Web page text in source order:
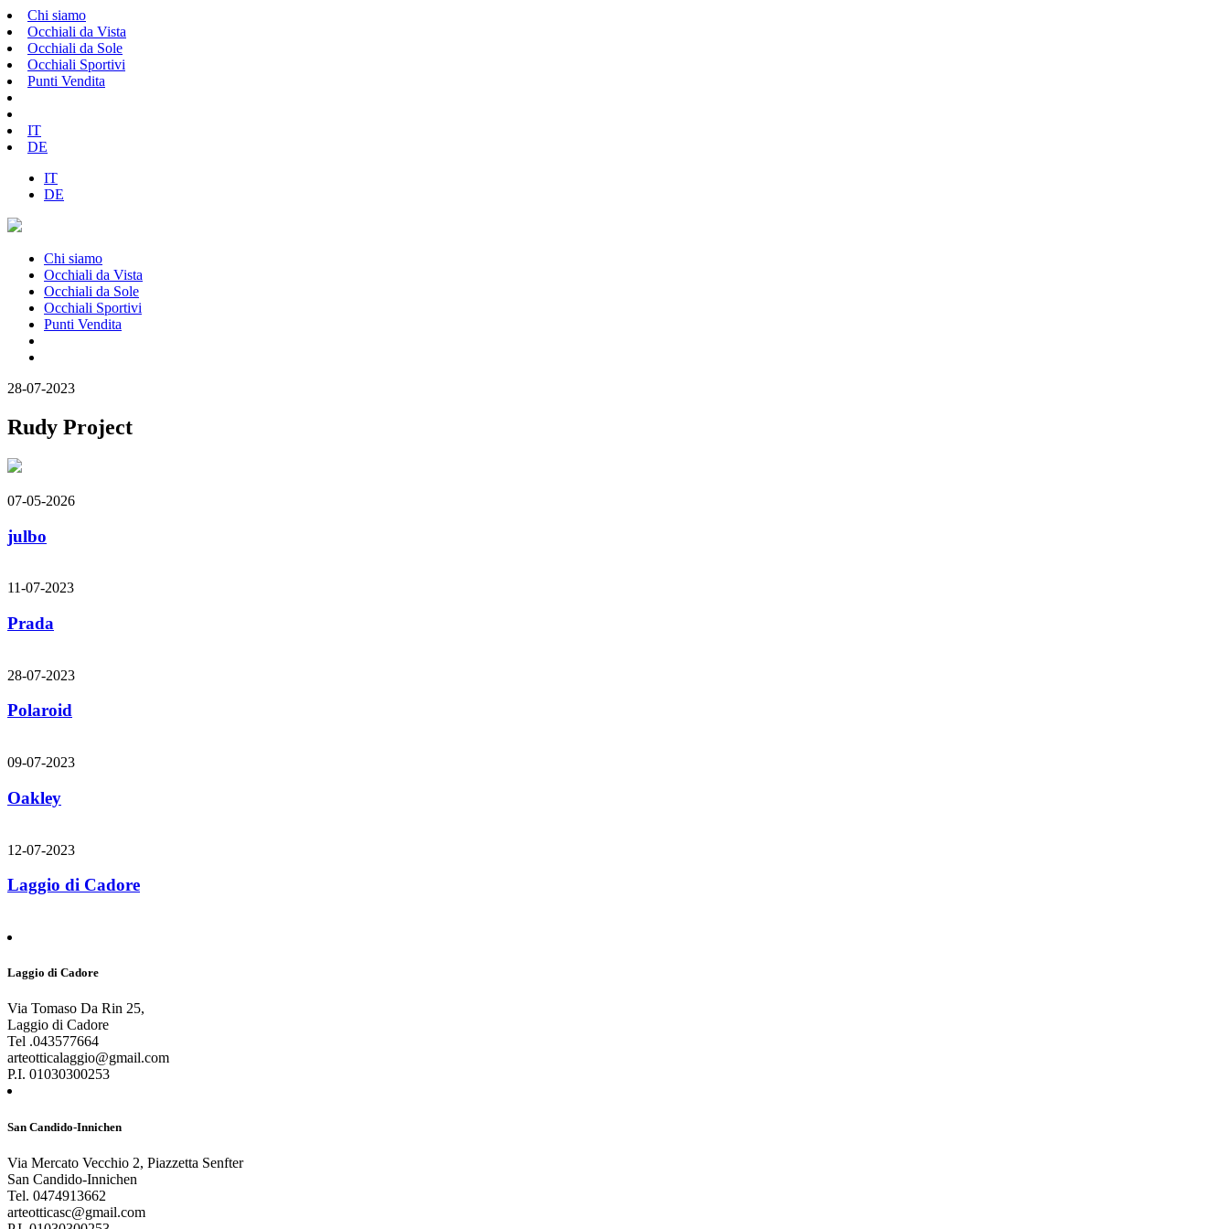
Chi siamo
Occhiali da Vista
Occhiali da Sole
Occhiali Sportivi
Punti Vendita
IT
DE
IT
DE
Chi siamo
Occhiali da Vista
Occhiali da Sole
Occhiali Sportivi
Punti Vendita
28-07-2023
Rudy Project
07-05-2026
julbo
11-07-2023
Prada
28-07-2023
Polaroid
09-07-2023
Oakley
12-07-2023
Laggio di Cadore
Laggio di Cadore
Via Tomaso Da Rin 25,
Laggio di Cadore
Tel .043577664
arteotticalaggio@gmail.com
P.I. 01030300253
San Candido-Innichen
Via Mercato Vecchio 2, Piazzetta Senfter
San Candido-Innichen
Tel. 0474913662
arteotticasc@gmail.com